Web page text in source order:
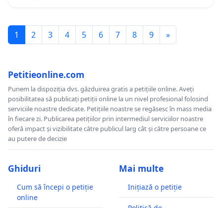
1 2 3 4 5 6 7 8 9 »
Petitieonline.com
Punem la dispoziția dvs. găzduirea gratis a petițiile online. Aveți
posibilitatea să publicați petiții online la un nivel profesional folosind
serviciile noastre dedicate. Petițiile noastre se regăsesc în mass media
în fiecare zi. Publicarea petițiilor prin intermediul serviciilor noastre
oferă impact și vizibilitate către publicul larg cât și către persoane ce
au putere de decizie
Ghiduri
Cum să începi o petiție
online
Mai multe
Inițiază o petiție